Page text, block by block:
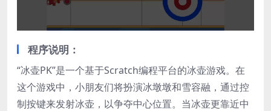
程序说明：
“冰壶PK”是一个基于Scratch编程平台的冰壶游戏。在
这个游戏中，小朋友们将扮演冰墩墩和雪容融，通过控
制按键来发射冰壶，以争夺中心位置。当冰壶更靠近中